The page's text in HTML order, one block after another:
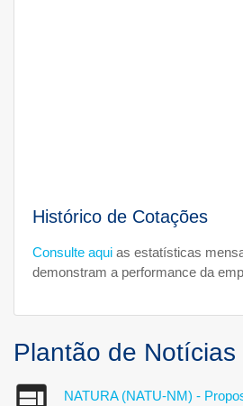
Histórico de Cotações
Consulte aqui as estatísticas
demonstram a performance da
Plantão de Notícias
NATURA (NATU-NM) -